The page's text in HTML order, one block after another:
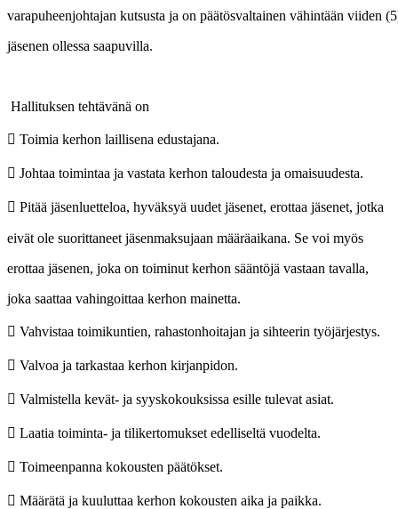
varapuheenjohtajan kutsusta ja on päätösvaltainen vähintään viiden
jäsenen ollessa saapuvilla.
Hallituksen tehtävänä on
 Toimia kerhon laillisena edustajana.
 Johtaa toimintaa ja vastata kerhon taloudesta ja omaisuudesta.
 Pitää jäsenluetteloa, hyväksyä uudet jäsenet, erottaa jäsenet, jotka
eivät ole suorittaneet jäsenmaksujaan määräaikana. Se voi myös
erottaa jäsenen, joka on toiminut kerhon sääntöjä vastaan tavalla,
joka saattaa vahingoittaa kerhon mainetta.
 Vahvistaa toimikuntien, rahastonhoitajan ja sihteerin työjärjestys.
 Valvoa ja tarkastaa kerhon kirjanpidon.
 Valmistella kevät- ja syyskokouksissa esille tulevat asiat.
 Laatia toiminta- ja tilikertomukset edelliseltä vuodelta.
 Toimeenpanna kokousten päätökset.
 Määrätä ja kuuluttaa kerhon kokousten aika ja paikka.